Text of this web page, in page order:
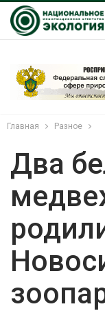
Главная Разное
Два